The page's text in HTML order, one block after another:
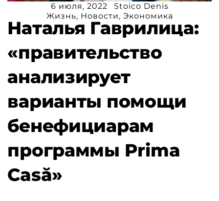
6 июля, 2022
Stoico Denis
Жизнь, Новости, Экономика
Наталья Гаврилица:
«правительство
анализирует
варианты помощи
бенефициарам
программы Prima
Casă»